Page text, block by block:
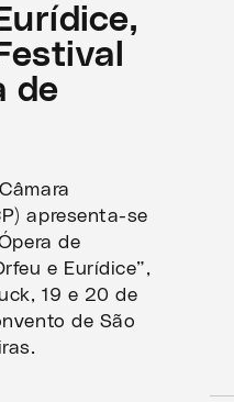
de
apresenta-se
de
e Eurídice”,
19 e 20 de
de São